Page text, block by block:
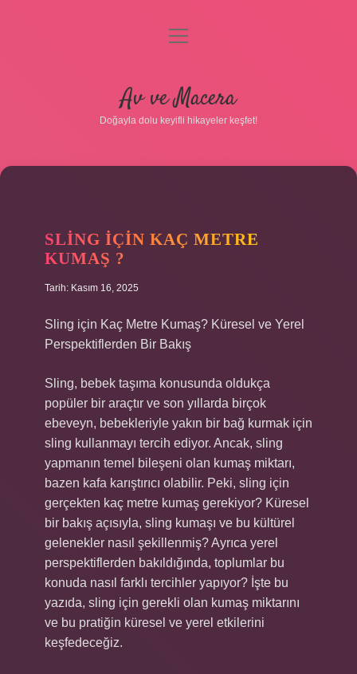
Gizlilik Politikası
Hakkımızda
menüyü
Av ve Macera
Doğayla dolu keyifli hikayeler keşfet!
SLING IÇIN KAÇ METRE
KUMAŞ ?
Tarih: Kasım 16, 2025
Sling için Kaç Metre Kumaş? Küresel ve Yerel
Perspektiflerden Bir Bakış
Sling, bebek taşıma konusunda oldukça
popüler bir araçtır ve son yıllarda birçok
ebeveyn, bebekleriyle yakın bir bağ kurmak için
sling kullanmayı tercih ediyor. Ancak, sling
yapmanın temel bileşeni olan kumaş miktarı,
bazen kafa karıştırıcı olabilir. Peki, sling için
gerçekten kaç metre kumaş gerekiyor? Küresel
bir bakış açısıyla, sling kumaşı ve bu kültürel
gelenekler nasıl şekillenmiş? Ayrıca yerel
perspektiflerden bakıldığında, toplumlar bu
konuda nasıl farklı tercihler yapıyor? İşte bu
yazıda, sling için gerekli olan kumaş miktarını
ve bu pratiğin küresel ve yerel etkilerini
keşfedeceğiz.